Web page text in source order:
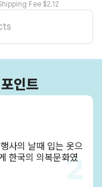
공합니다.
Fee $2.12
인트
사의 날때 입는 옷으
한국의 의복문화였
2